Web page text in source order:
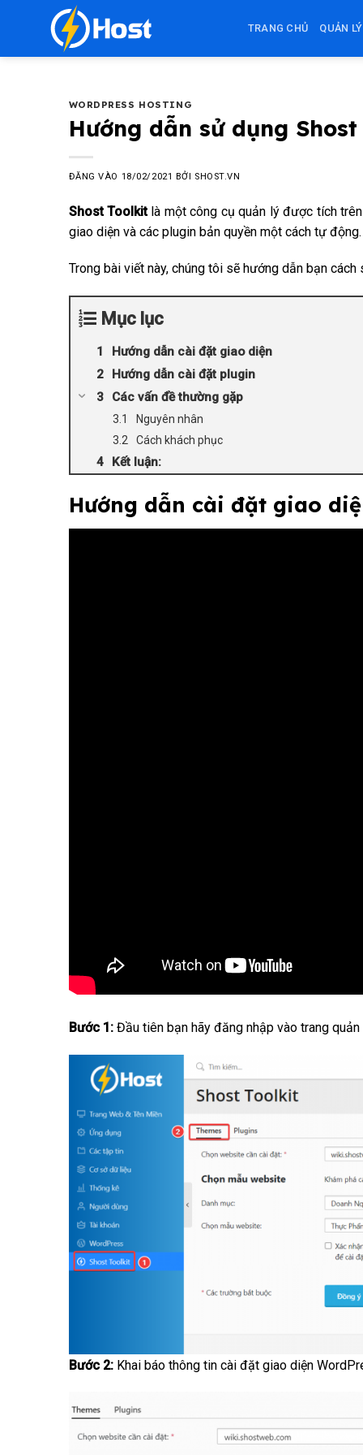
TRANG CHỦ QUẢN
WORDPRESS HOSTING
Hướng dẫn sử dụng
ĐĂNG VÀO 18/02/2021 BỞI SHOST.VN
Shost Toolkitlà một công cụ quản lý được tích
giao diện và các plugin bản quyền một cách tự động.
Trong bài viết này, chúng tôi sẽ hướng dẫn bạn
Mục lục
Hướng dẫn cài đặt giao diện
Hướng dẫn cài đặt plugin
Các vấn đề thường gặp
Nguyên nhân
Cách khách phục
Kết luận:
Hướng dẫn cài đặt giao
Bước 1:Đầu tiên bạn hãy đăng nhập vào trang
Bước 2: Khai báo thông tin cài đặt giao diện